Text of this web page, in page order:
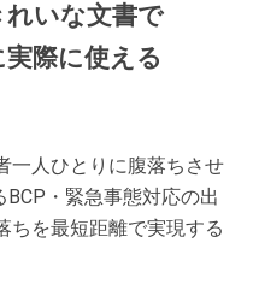
れいな文書で
際に使える
一人ひとりに腹落ちさせ
・緊急事態対応の出
ちを最短距離で実現する